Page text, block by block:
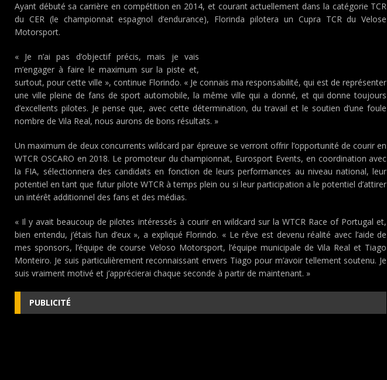
Ayant débuté sa carrière en compétition en 2014, et courant actuellement dans la catégorie TCR
du CER (le championnat espagnol d’endurance), Florinda pilotera un Cupra TCR du Velose
Motorsport.
« Je n’ai pas d’objectif précis, mais je vais
m’engager à faire le maximum sur la piste et,
surtout, pour cette ville », continue Florindo. « Je connais ma responsabilité, qui est de représenter
une ville pleine de fans de sport automobile, la même ville qui a donné, et qui donne toujours
d’excellents pilotes. Je pense que, avec cette détermination, du travail et le soutien d’une foule
nombre de Vila Real, nous aurons de bons résultats. »
Un maximum de deux concurrents wildcard par épreuve se verront offrir l’opportunité de courir en
WTCR OSCARO en 2018. Le promoteur du championnat, Eurosport Events, en coordination avec
la FIA, sélectionnera des candidats en fonction de leurs performances au niveau national, leur
potentiel en tant que futur pilote WTCR à temps plein ou si leur participation a le potentiel d’attirer
un intérêt additionnel des fans et des médias.
« Il y avait beaucoup de pilotes intéressés à courir en wildcard sur la WTCR Race of Portugal et,
bien entendu, j’étais l’un d’eux », a expliqué Florindo. « Le rêve est devenu réalité avec l’aide de
mes sponsors, l’équipe de course Veloso Motorsport, l’équipe municipale de Vila Real et Tiago
Monteiro. Je suis particulièrement reconnaissant envers Tiago pour m’avoir tellement soutenu. Je
suis vraiment motivé et j’apprécierai chaque seconde à partir de maintenant. »
PUBLICITÉ